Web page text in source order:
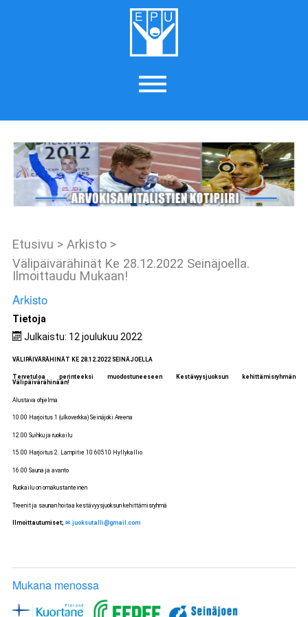
Etusivu > Arkisto >
Välipäivärähinät Ke 28.12.2022 Seinäjoella.
Ilmoittaudu Mukaan!
Arkisto
Tietoja
Julkaistu: 12 joulukuu 2022
VÄLIPÄIVÄRÄHINÄT KE 28.12.2022 SEINÄJOELLA
Tervetuloa perinteeksi muodostuneeseen Kestävyysjuoksun kehittämisryhmän
Välipäivärähinään!
Alustava ohjelma
10.00 Harjoitus 1 (ulkoverkka) Seinäjoki Areena
12.00 Suihku ja ruokailu
15.00 Harjoitus 2. Lampitie 10 60510 Hyllykallio
16.00 Sauna ja avanto
Ruokailu on omakustanteinen
Treenit ja saunan hoitaa kestävyysjuoksun kehittämisryhmä
Ilmoittautumiset; juoksutalli@gmail.com
Mukana menossa